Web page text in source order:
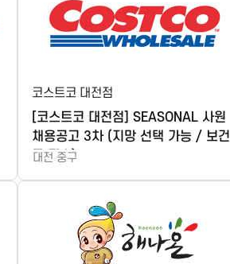
코스트코 대전점
[코스트코 대전점] SEASONAL 사원
채용공고 3차 (지망 선택 가능 / 보건
증 필수)
대전 중구